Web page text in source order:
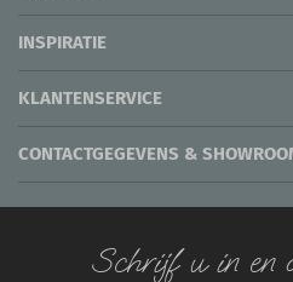
INSPIRATIE
KLANTENSERVICE
CONTACTGEGEVENS &
Schrijf u in en